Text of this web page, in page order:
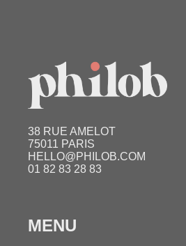
38 RUE AMELOT
75011 PARIS
HELLO@PHILOB.COM
01 82 83 28 83
MENU